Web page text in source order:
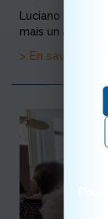
Luciano
mais un acte de
> En savoir plus